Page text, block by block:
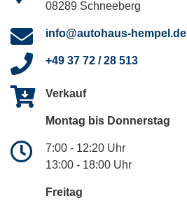
08289 Schneeberg
info@autohaus-hempel.de
+49 37 72 / 28 513
Verkauf
Montag bis Donnerstag
7:00 - 12:20 Uhr
13:00 - 18:00 Uhr
Freitag